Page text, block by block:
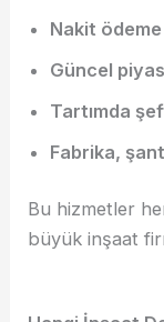
Nakit ödeme
Güncel
Tartımda
Fabrika,
Bu hizmetler
büyük inşaat